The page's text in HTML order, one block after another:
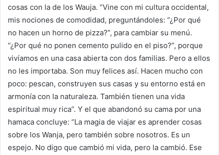
cosas con la de los Wauja. “Vine con mi cultura occidental,
mis nociones de comodidad, preguntándoles: “¿Por qué
no hacen un horno de pizza?”, para cambiar su menú.
“¿Por qué no ponen cemento pulido en el piso?”, porque
vivíamos en una casa abierta con dos familias. Pero a ellos
no les importaba. Son muy felices así. Hacen mucho con
poco: pescan, construyen sus casas y su entorno está en
armonía con la naturaleza. También tienen una vida
espiritual muy rica”. Y el que abandonó su cama por una
hamaca concluye: “La magia de viajar es aprender cosas
sobre los Wanja, pero también sobre nosotros. Es un
espejo. No digo que cambió mi vida, pero la cambió. Ese